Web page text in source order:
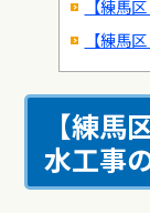
【練馬
【練馬
【練馬
水工事